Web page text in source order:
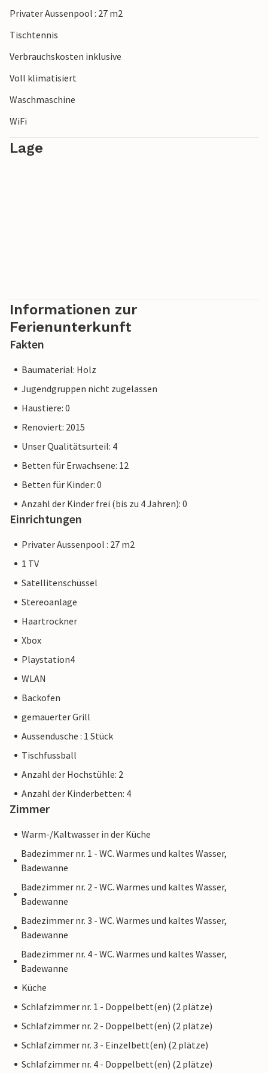
historischen Werte beibehalten hat. Sie können Museen,
Privater Aussenpool : 27 m2
Tischtennis
Verbrauchskosten inklusive
Voll klimatisiert
Waschmaschine
WiFi
Lage
Informationen zur
Ferienunterkunft
Fakten
Baumaterial: Holz
Jugendgruppen nicht zugelassen
Haustiere: 0
Renoviert: 2015
Unser Qualitätsurteil: 4
Betten für Erwachsene: 12
Betten für Kinder: 0
Anzahl der Kinder frei (bis zu 4 Jahren): 0
Einrichtungen
Privater Aussenpool : 27 m2
1 TV
Satellitenschüssel
Stereoanlage
Haartrockner
Xbox
Playstation4
WLAN
Backofen
gemauerter Grill
Aussendusche : 1 Stück
Tischfussball
Anzahl der Hochstühle: 2
Anzahl der Kinderbetten: 4
Zimmer
Warm-/Kaltwasser in der Küche
Badezimmer nr. 1 - WC. Warmes und kaltes Wasser,
Badewanne
Badezimmer nr. 2 - WC. Warmes und kaltes Wasser,
Badewanne
Badezimmer nr. 3 - WC. Warmes und kaltes Wasser,
Badewanne
Badezimmer nr. 4 - WC. Warmes und kaltes Wasser,
Badewanne
Küche
Schlafzimmer nr. 1 - Doppelbett(en) (2 plätze)
Schlafzimmer nr. 2 - Doppelbett(en) (2 plätze)
Schlafzimmer nr. 3 - Einzelbett(en) (2 plätze)
Schlafzimmer nr. 4 - Doppelbett(en) (2 plätze)